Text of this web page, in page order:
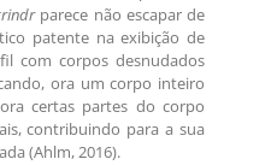
parece não escapar de
patente na exibição de
com corpos desnudados
ora um corpo inteiro
certas partes do corpo
contribuindo para a sua
(Ahlm, 2016).